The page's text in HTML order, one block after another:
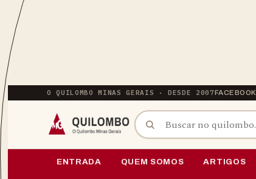
PULAR PARA O CONTEÚDO
O QUILOMBO MINAS GERAIS · DESDE 2007FACEBOOK
BUSCAR POR:
ENTRADA QUEM SOMOS ARTIGOS